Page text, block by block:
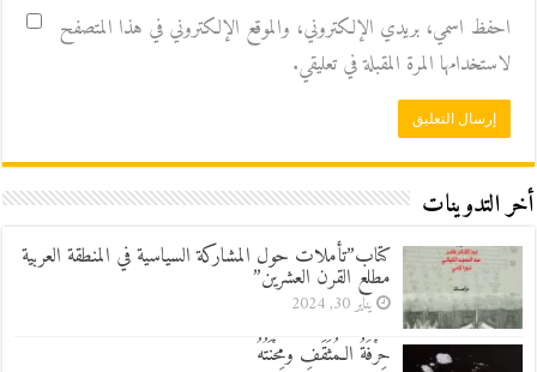
احفظ اسمي، بريدي الإلكتروني، والموقع الإلكتروني في هذا المتصفح
لاستخدامها المرة المقبلة في تعليقي.
أخر التدوينات
كتاب”تأملات حول المشاركة السياسية في المنطقة العربية
مطلع القرن العشرين”
يناير 30, 2024
حِرْفَةُ الـمُثَقَفِ ومِحْنَتُهُ